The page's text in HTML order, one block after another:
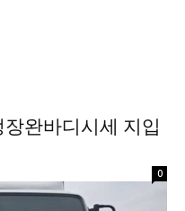
완바디시세 지입
0